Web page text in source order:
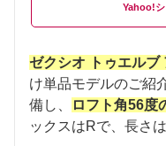
Yahoo!
ゼクシオ トゥエルブ
け単品モデルのご紹
備し、
ロフト角56度
ックスはRで、長さ